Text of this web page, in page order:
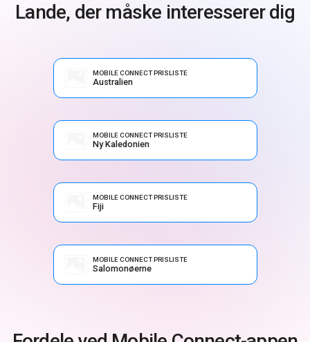
Lande, der måske interesserer dig
MOBILE CONNECT PRISLISTE
Australien
MOBILE CONNECT PRISLISTE
Ny Kaledonien
MOBILE CONNECT PRISLISTE
Fiji
MOBILE CONNECT PRISLISTE
Salomonøerne